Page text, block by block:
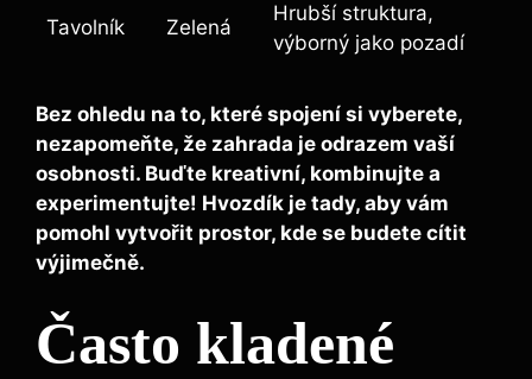
Tavolník Zelená
Hrubší struktura,
výborný jako pozadí
Bez ohledu na to, které spojení si vyberete,
nezapomeňte, že zahrada je odrazem vaší
osobnosti. Buďte kreativní, kombinujte a
experimentujte! Hvozdík je tady, aby vám
pomohl vytvořit prostor, kde se budete cítit
výjimečně.
Často kladené